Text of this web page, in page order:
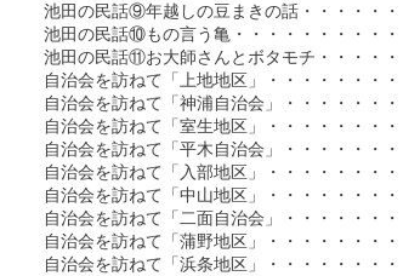
池田の民話⑨年越しの豆まきの話・・・・・・・
池田の民話⑩もの言う亀・・・・・・・・・・・
池田の民話⑪お大師さんとボタモチ・・・・・・
自治会を訪ねて「上地地区」・・・・・・・・
自治会を訪ねて「神浦自治会」・・・・・・・
自治会を訪ねて「室生地区」・・・・・・・・
自治会を訪ねて「平木自治会」・・・・・・・
自治会を訪ねて「入部地区」・・・・・・・・
自治会を訪ねて「中山地区」・・・・・・・・
自治会を訪ねて「二面自治会」・・・・・・・
自治会を訪ねて「蒲野地区」・・・・・・・・
自治会を訪ねて「浜条地区」・・・・・・・・